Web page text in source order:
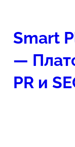
Smart
—
PR и